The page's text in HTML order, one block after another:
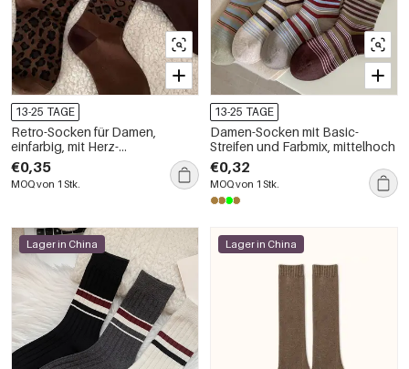
13-25 TAGE
Retro-Socken für Damen,
einfarbig, mit Herz-
Leopardenmuster, wadenlang
€0,35
MOQ von 1 Stk.
13-25 TAGE
Damen-Socken mit Basic-
Streifen und Farbmix, mittelhoch
€0,32
MOQ von 1 Stk.
Lager in China Lager in China